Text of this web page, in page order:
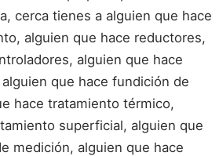
cerca tienes a alguien que hace
alguien que hace reductores,
alguien que hace
que hace fundición de
hace tratamiento térmico,
superficial, alguien que
medición, alguien que hace